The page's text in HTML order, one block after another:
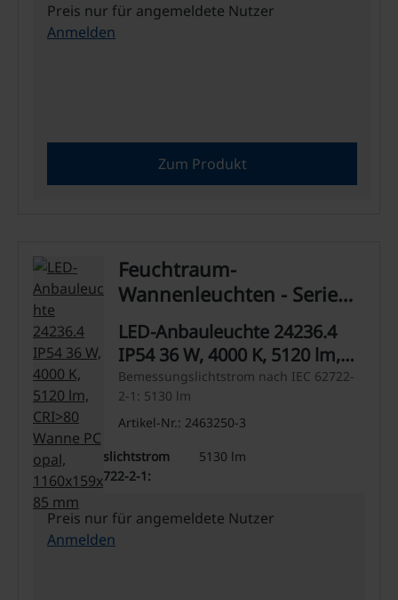
Preis nur für angemeldete Nutzer
Anmelden
Zum Produkt
Feuchtraum-
Wannenleuchten - Serie
24
LED-Anbauleuchte 24236.4
IP54 36 W, 4000 K, 5120 lm,
CRI>80 Wanne PC opal,
1160x159x85 mm
Bemessungslichtstrom nach IEC 62722-
2-1: 5130 lm
Artikel-Nr.: 2463250-3
Bemessungslichtstrom
nach IEC 62722-2-1:
5130 lm
Preis nur für angemeldete Nutzer
Anmelden